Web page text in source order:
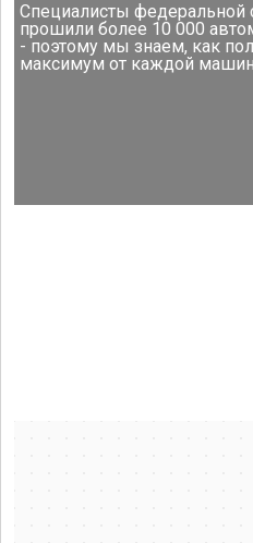
Специалисты федеральной
прошили более 10 000
- поэтому мы знаем, как
максимум от каждой